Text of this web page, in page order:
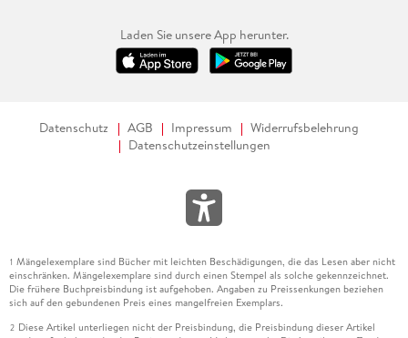
aus. . . Nicht weniger als seine Erklärungen gehören die
Zweifel der Tochter zu der Wirklichkeit, die dieses kluge,
Sonntagszeitung
sich sofort ein Kaminfeuer und ganz viel Zeit, all den
Gedanken nachzuhängen, die der Autor in einem weckt.
"Der Leser wird nicht taktlos in eine gefühlige
Religionsgestimmtheit hineingezogen, sondern darf mit der
klugen Tochter skeptisch bleiben. Kermani beschwört mit
Laden Sie unsere App herunter.
Datenschutz AGB Impressum
Widerrufsbelehrung
Datenschutzeinstellungen
1 Mängelexemplare sind Bücher mit leichten Beschädigungen, die das Lesen aber nicht
einschränken. Mängelexemplare sind durch einen Stempel als solche gekennzeichnet.
Die frühere Buchpreisbindung ist aufgehoben. Angaben zu Preissenkungen beziehen
sich auf den gebundenen Preis eines mangelfreien Exemplars.
2 Diese Artikel unterliegen nicht der Preisbindung, die Preisbindung dieser Artikel